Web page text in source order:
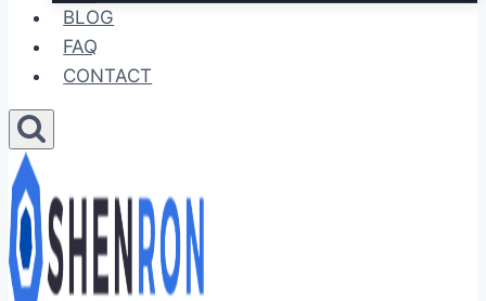
BLOG
FAQ
CONTACT